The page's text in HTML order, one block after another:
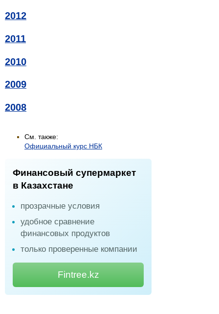
2012
2011
2010
2009
2008
См. также:
Официальный курс НБК
Финансовый супермаркет
в Казахстане
прозрачные условия
удобное сравнение
финансовых продуктов
только проверенные компании
Fintree.kz